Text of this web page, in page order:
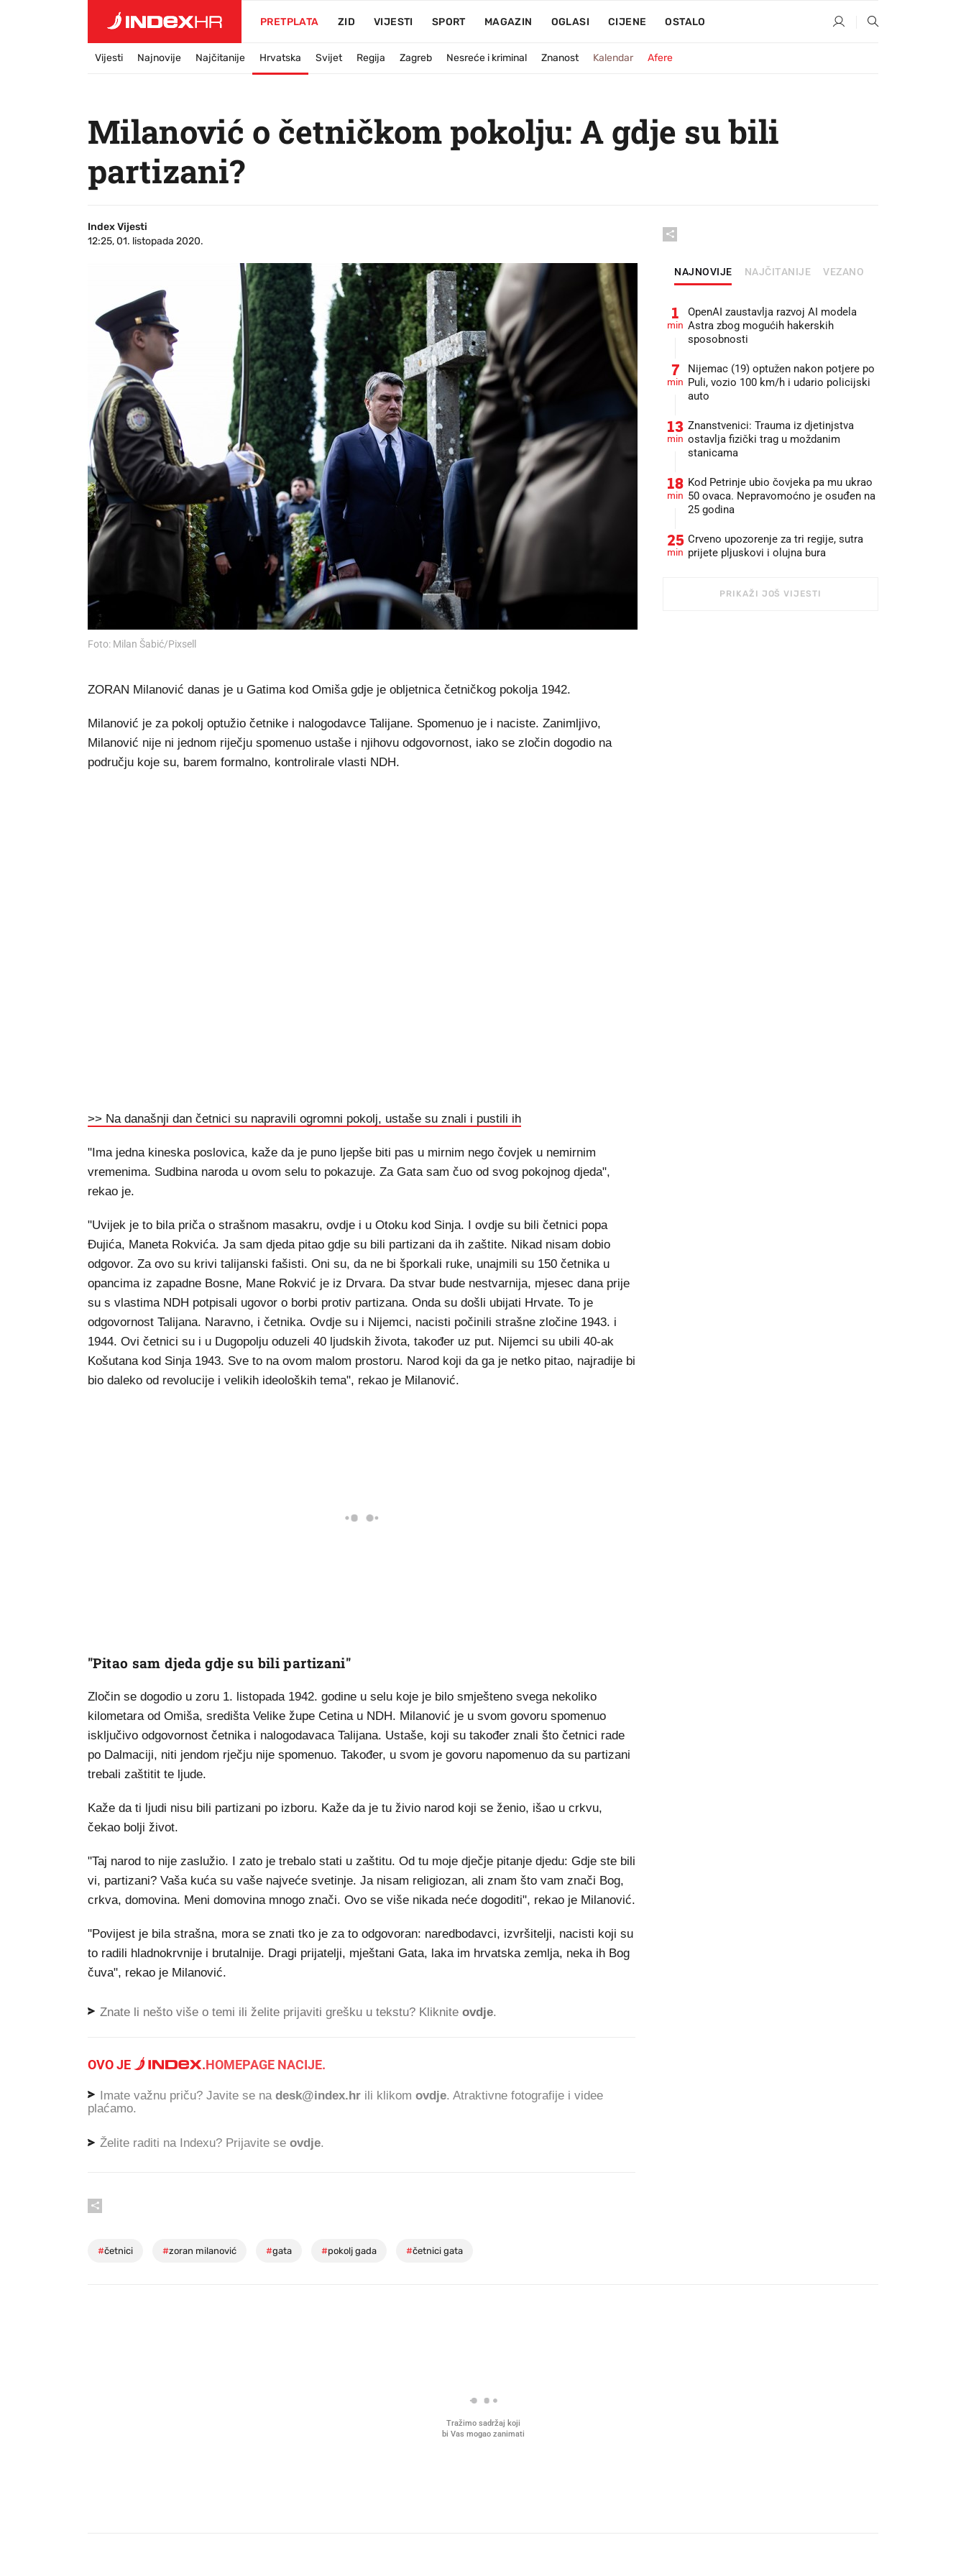
PRETPLATA ZID VIJESTI SPORT MAGAZIN OGLASI CIJENE OSTALO
Vijesti Najnovije Najčitanije Hrvatska Svijet Regija Zagreb Nesreće i kriminal Znanost Kalendar Afere
Milanović o četničkom pokolju: A gdje su bili
partizani?
Index Vijesti
12:25, 01. listopada 2020.
Foto: Milan Šabić/Pixsell
ZORAN Milanović danas je u Gatima kod Omiša gdje je obljetnica četničkog pokolja 1942.
Milanović je za pokolj optužio četnike i nalogodavce Talijane. Spomenuo je i naciste. Zanimljivo,
Milanović nije ni jednom riječju spomenuo ustaše i njihovu odgovornost, iako se zločin dogodio na
području koje su, barem formalno, kontrolirale vlasti NDH.
>> Na današnji dan četnici su napravili ogromni pokolj, ustaše su znali i pustili ih
"Ima jedna kineska poslovica, kaže da je puno ljepše biti pas u mirnim nego čovjek u nemirnim
vremenima. Sudbina naroda u ovom selu to pokazuje. Za Gata sam čuo od svog pokojnog djeda",
rekao je.
"Uvijek je to bila priča o strašnom masakru, ovdje i u Otoku kod Sinja. I ovdje su bili četnici popa
Đujića, Maneta Rokvića. Ja sam djeda pitao gdje su bili partizani da ih zaštite. Nikad nisam dobio
odgovor. Za ovo su krivi talijanski fašisti. Oni su, da ne bi šporkali ruke, unajmili su 150 četnika u
opancima iz zapadne Bosne, Mane Rokvić je iz Drvara. Da stvar bude nestvarnija, mjesec dana prije
su s vlastima NDH potpisali ugovor o borbi protiv partizana. Onda su došli ubijati Hrvate. To je
odgovornost Talijana. Naravno, i četnika. Ovdje su i Nijemci, nacisti počinili strašne zločine 1943. i
1944. Ovi četnici su i u Dugopolju oduzeli 40 ljudskih života, također uz put. Nijemci su ubili 40-ak
Košutana kod Sinja 1943. Sve to na ovom malom prostoru. Narod koji da ga je netko pitao, najradije bi
bio daleko od revolucije i velikih ideoloških tema", rekao je Milanović.
"Pitao sam djeda gdje su bili partizani"
Zločin se dogodio u zoru 1. listopada 1942. godine u selu koje je bilo smješteno svega nekoliko
kilometara od Omiša, središta Velike župe Cetina u NDH. Milanović je u svom govoru spomenuo
isključivo odgovornost četnika i nalogodavaca Talijana. Ustaše, koji su također znali što četnici rade
po Dalmaciji, niti jendom rječju nije spomenuo. Također, u svom je govoru napomenuo da su partizani
trebali zaštitit te ljude.
Kaže da ti ljudi nisu bili partizani po izboru. Kaže da je tu živio narod koji se ženio, išao u crkvu,
čekao bolji život.
"Taj narod to nije zaslužio. I zato je trebalo stati u zaštitu. Od tu moje dječje pitanje djedu: Gdje ste bili
vi, partizani? Vaša kuća su vaše najveće svetinje. Ja nisam religiozan, ali znam što vam znači Bog,
crkva, domovina. Meni domovina mnogo znači. Ovo se više nikada neće dogoditi", rekao je Milanović.
"Povijest je bila strašna, mora se znati tko je za to odgovoran: naredbodavci, izvršitelji, nacisti koji su
to radili hladnokrvnije i brutalnije. Dragi prijatelji, mještani Gata, laka im hrvatska zemlja, neka ih Bog
čuva", rekao je Milanović.
Znate li nešto više o temi ili želite prijaviti grešku u tekstu? Kliknite ovdje.
OVO JE .HOMEPAGE NACIJE.
Imate važnu priču? Javite se na desk@index.hr ili klikom ovdje. Atraktivne fotografije i videe
plaćamo.
Želite raditi na Indexu? Prijavite se ovdje.
#četnici #zoran milanović #gata #pokolj gada #četnici gata
NAJNOVIJE NAJČITANIJE VEZANO
1
min
OpenAI zaustavlja razvoj AI modela
Astra zbog mogućih hakerskih
sposobnosti
7
min
Nijemac (19) optužen nakon potjere po
Puli, vozio 100 km/h i udario policijski
auto
13
min
Znanstvenici: Trauma iz djetinjstva
ostavlja fizički trag u moždanim
stanicama
18
min
Kod Petrinje ubio čovjeka pa mu ukrao
50 ovaca. Nepravomoćno je osuđen na
25 godina
25
min
Crveno upozorenje za tri regije, sutra
prijete pljuskovi i olujna bura
PRIKAŽI JOŠ VIJESTI
Tražimo sadržaj koji
bi Vas mogao zanimati